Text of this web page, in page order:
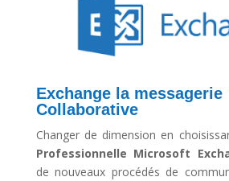
Exchange la messagerie
Collaborative
Changer de dimension en
Professionnelle Microsoft
de nouveaux procédés de